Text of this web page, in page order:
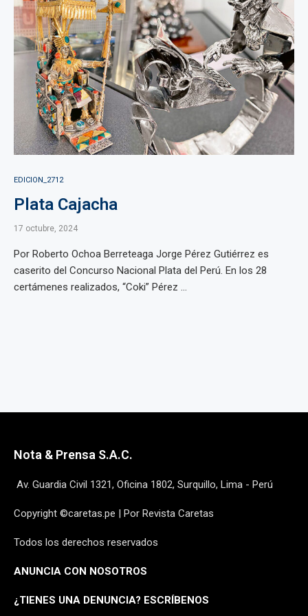
EDICION_2712
Plata Cajacha
17 octubre, 2024
Por Roberto Ochoa Berreteaga Jorge Pérez Gutiérrez es
caserito del Concurso Nacional Plata del Perú. En los 28
certámenes realizados, “Coki” Pérez ...
Nota & Prensa S.A.C.
Av. Guardia Civil 1321, Oficina 1802, Surquillo, Lima - Perú
Copyright ©caretas.pe | Por Revista Caretas
Todos los derechos reservados
ANUNCIA CON NOSOTROS
¿TIENES UNA DENUNCIA? ESCRÍBENOS